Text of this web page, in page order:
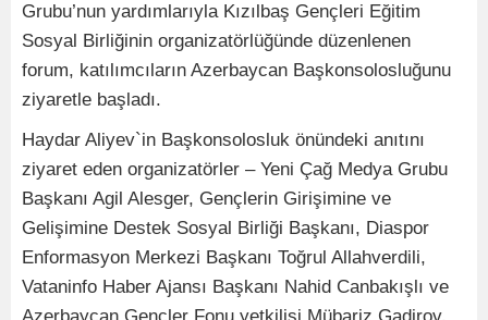
Grubu’nun yardımlarıyla Kızılbaş Gençleri Eğitim
Sosyal Birliğinin organizatörlüğünde düzenlenen
forum, katılımcıların Azerbaycan Başkonsolosluğunu
ziyaretle başladı.
Haydar Aliyev`in Başkonsolosluk önündeki anıtını
ziyaret eden organizatörler – Yeni Çağ Medya Grubu
Başkanı Agil Alesger, Gençlerin Girişimine ve
Gelişimine Destek Sosyal Birliği Başkanı, Diaspor
Enformasyon Merkezi Başkanı Toğrul Allahverdili,
Vataninfo Haber Ajansı Başkanı Nahid Canbakışlı ve